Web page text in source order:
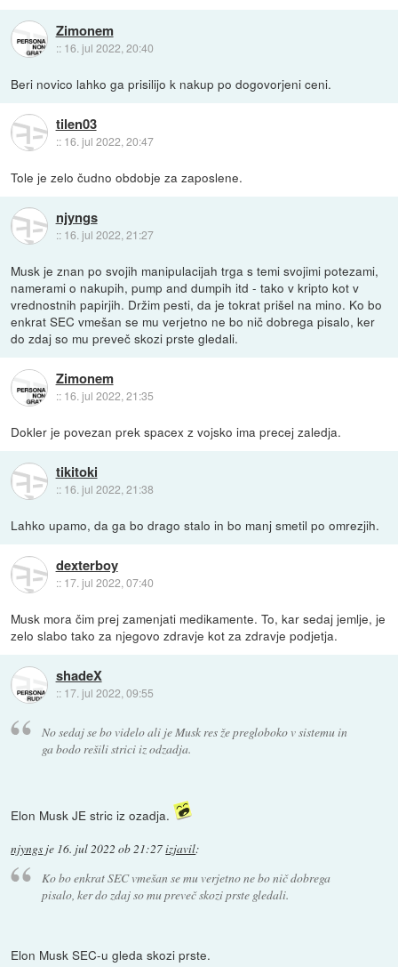
Zimonem
:: 16. jul 2022, 20:40
Beri novico lahko ga prisilijo k nakup po dogovorjeni ceni.
tilen03
:: 16. jul 2022, 20:47
Tole je zelo čudno obdobje za zaposlene.
njyngs
:: 16. jul 2022, 21:27
Musk je znan po svojih manipulacijah trga s temi svojimi potezami,
namerami o nakupih, pump and dumpih itd - tako v kripto kot v
vrednostnih papirjih. Držim pesti, da je tokrat prišel na mino. Ko bo
enkrat SEC vmešan se mu verjetno ne bo nič dobrega pisalo, ker
do zdaj so mu preveč skozi prste gledali.
Zimonem
:: 16. jul 2022, 21:35
Dokler je povezan prek spacex z vojsko ima precej zaledja.
tikitoki
:: 16. jul 2022, 21:38
Lahko upamo, da ga bo drago stalo in bo manj smetil po omrezjih.
dexterboy
:: 17. jul 2022, 07:40
Musk mora čim prej zamenjati medikamente. To, kar sedaj jemlje, je
zelo slabo tako za njegovo zdravje kot za zdravje podjetja.
shadeX
:: 17. jul 2022, 09:55
No sedaj se bo videlo ali je Musk res že pregloboko v sistemu in
ga bodo rešili strici iz odzadja.
Elon Musk JE stric iz ozadja.
njyngs je 16. jul 2022 ob 21:27izjavil:
Ko bo enkrat SEC vmešan se mu verjetno ne bo nič dobrega
pisalo, ker do zdaj so mu preveč skozi prste gledali.
Elon Musk SEC-u gleda skozi prste.